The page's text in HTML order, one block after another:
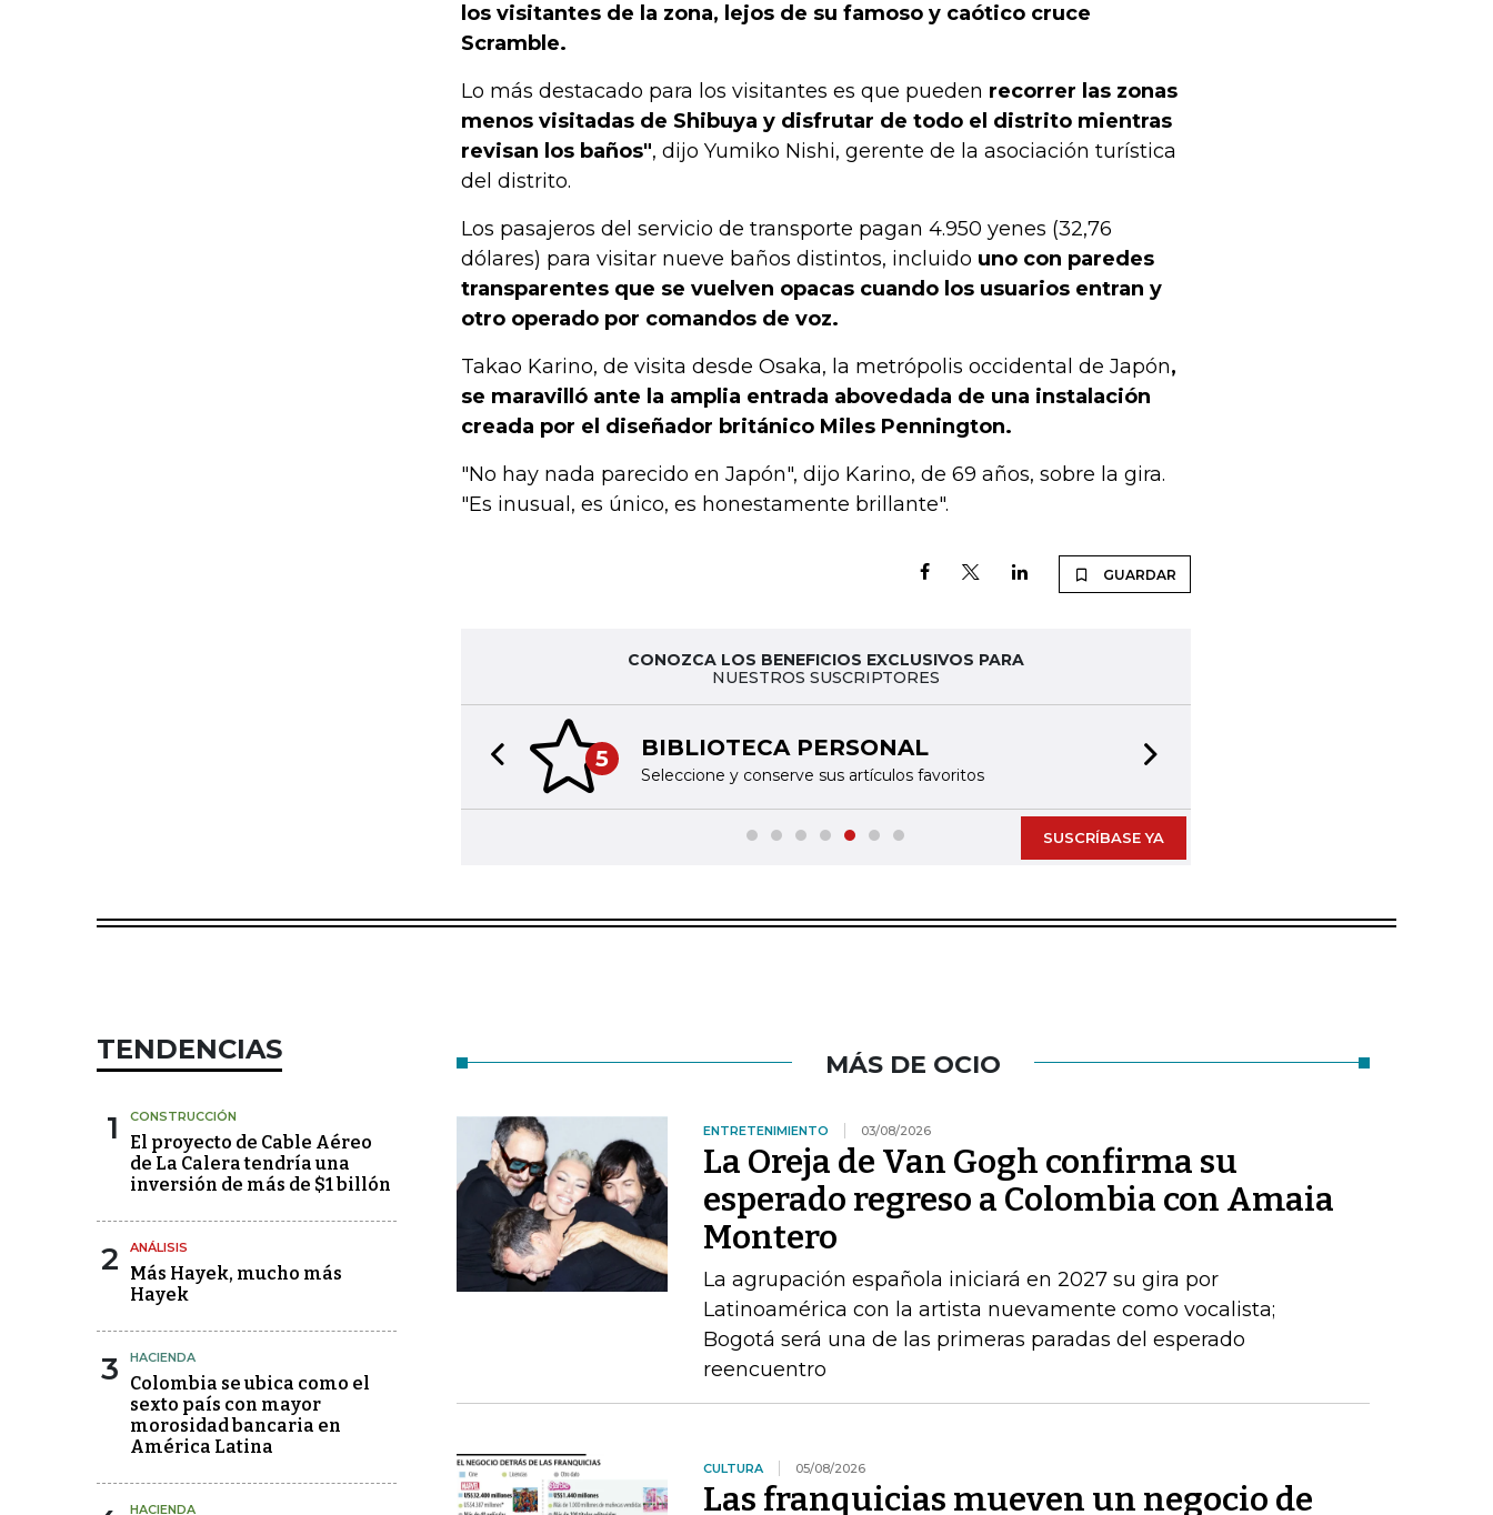
los visitantes de la zona, lejos de su famoso y caótico cruce
Scramble.
Lo más destacado para los visitantes es que pueden recorrer las zonas
menos visitadas de Shibuya y disfrutar de todo el distrito mientras
revisan los baños", dijo Yumiko Nishi, gerente de la asociación turística
del distrito.
Los pasajeros del servicio de transporte pagan 4.950 yenes (32,76
dólares) para visitar nueve baños distintos, incluido uno con paredes
transparentes que se vuelven opacas cuando los usuarios entran y
otro operado por comandos de voz.
Takao Karino, de visita desde Osaka, la metrópolis occidental de Japón,
se maravilló ante la amplia entrada abovedada de una instalación
creada por el diseñador británico Miles Pennington.
"No hay nada parecido en Japón", dijo Karino, de 69 años, sobre la gira.
"Es inusual, es único, es honestamente brillante".
GUARDAR
CONOZCA LOS BENEFICIOS EXCLUSIVOS PARA
NUESTROS SUSCRIPTORES
5 BIBLIOTECA PERSONAL
Seleccione y conserve sus artículos favoritos
Previous slide
SUSCRÍBASE YA
TENDENCIAS
1 CONSTRUCCIÓN
El proyecto de Cable Aéreo
de La Calera tendría una
inversión de más de $1 billón
2 ANÁLISIS
Más Hayek, mucho más
Hayek
3 HACIENDA
Colombia se ubica como el
sexto país con mayor
morosidad bancaria en
América Latina
HACIENDA
MÁS DE OCIO
ENTRETENIMIENTO 03/08/2026
La Oreja de Van Gogh confirma su
esperado regreso a Colombia con Amaia
Montero
La agrupación española iniciará en 2027 su gira por
Latinoamérica con la artista nuevamente como vocalista;
Bogotá será una de las primeras paradas del esperado
reencuentro
CULTURA 05/08/2026
Las franquicias mueven un negocio de